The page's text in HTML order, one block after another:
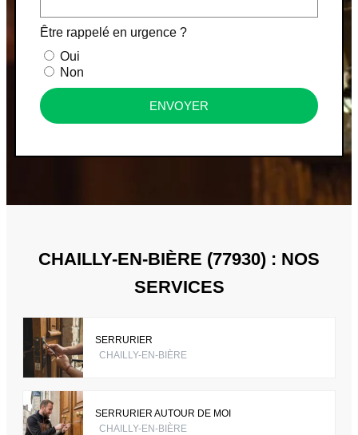
Être rappelé en urgence ?
Oui
Non
ENVOYER
CHAILLY-EN-BIÈRE (77930) : NOS
SERVICES
SERRURIER
CHAILLY-EN-BIÈRE
SERRURIER AUTOUR DE MOI
CHAILLY-EN-BIÈRE